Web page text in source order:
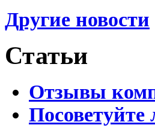
Другие новости
Статьи
Отзывы